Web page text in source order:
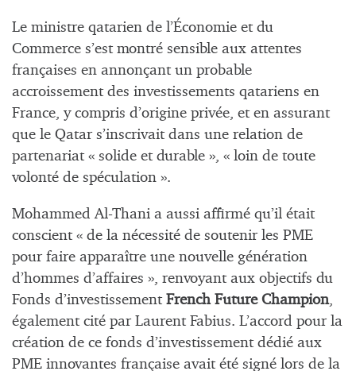
Le ministre qatarien de l’Économie et du
Commerce s’est montré sensible aux attentes
françaises en annonçant un probable
accroissement des investissements qatariens en
France, y compris d’origine privée, et en assurant
que le Qatar s’inscrivait dans une relation de
partenariat « solide et durable », « loin de toute
volonté de spéculation ».
Mohammed Al-Thani a aussi affirmé qu’il était
conscient « de la nécessité de soutenir les PME
pour faire apparaître une nouvelle génération
d’hommes d’affaires », renvoyant aux objectifs du
Fonds d’investissement French Future Champion,
également cité par Laurent Fabius. L’accord pour la
création de ce fonds d’investissement dédié aux
PME innovantes française avait été signé lors de la